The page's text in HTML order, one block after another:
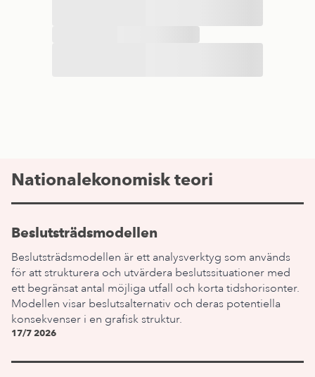
Nationalekonomisk teori
Beslutsträdsmodellen
Beslutsträdsmodellen är ett analysverktyg som används
för att strukturera och utvärdera beslutssituationer med
ett begränsat antal möjliga utfall och korta tidshorisonter.
Modellen visar beslutsalternativ och deras potentiella
konsekvenser i en grafisk struktur.
17/7 2026